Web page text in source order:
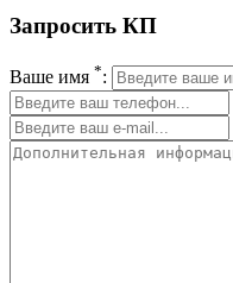
Запросить КП
Ваше имя *: